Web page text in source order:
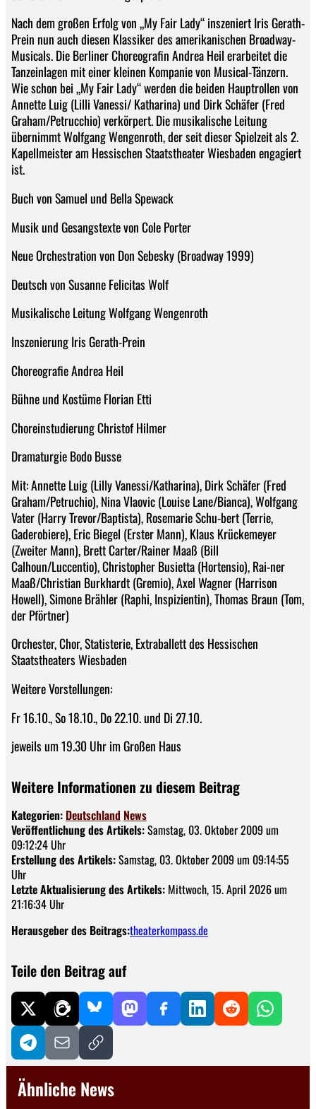
Nach dem großen Erfolg von „My Fair Lady“ inszeniert Iris Gerath-
Prein nun auch diesen Klassiker des amerikanischen Broadway-
Musicals. Die Berliner Choreografin Andrea Heil erarbeitet die
Tanzeinlagen mit einer kleinen Kompanie von Musical-Tänzern.
Wie schon bei „My Fair Lady“ werden die beiden Hauptrollen von
Annette Luig (Lilli Vanessi/ Katharina) und Dirk Schäfer (Fred
Graham/Petrucchio) verkörpert. Die musikalische Leitung
übernimmt Wolfgang Wengenroth, der seit dieser Spielzeit als 2.
Kapellmeister am Hessischen Staatstheater Wiesbaden engagiert
ist.
Buch von Samuel und Bella Spewack
Musik und Gesangstexte von Cole Porter
Neue Orchestration von Don Sebesky (Broadway 1999)
Deutsch von Susanne Felicitas Wolf
Musikalische Leitung Wolfgang Wengenroth
Inszenierung Iris Gerath-Prein
Choreografie Andrea Heil
Bühne und Kostüme Florian Etti
Choreinstudierung Christof Hilmer
Dramaturgie Bodo Busse
Mit: Annette Luig (Lilly Vanessi/Katharina), Dirk Schäfer (Fred
Graham/Petruchio), Nina Vlaovic (Louise Lane/Bianca), Wolfgang
Vater (Harry Trevor/Baptista), Rosemarie Schu-bert (Terrie,
Gaderobiere), Eric Biegel (Erster Mann), Klaus Krückemeyer
(Zweiter Mann), Brett Carter/Rainer Maaß (Bill
Calhoun/Luccentio), Christopher Busietta (Hortensio), Rai-ner
Maaß/Christian Burkhardt (Gremio), Axel Wagner (Harrison
Howell), Simone Brähler (Raphi, Inspizientin), Thomas Braun (Tom,
der Pförtner)
Orchester, Chor, Statisterie, Extraballett des Hessischen
Staatstheaters Wiesbaden
Weitere Vorstellungen:
Fr 16.10., So 18.10., Do 22.10. und Di 27.10.
jeweils um 19.30 Uhr im Großen Haus
Weitere Informationen zu diesem Beitrag
Kategorien: Deutschland News
Veröffentlichung des Artikels:Samstag, 03. Oktober 2009 um
09:12:24 Uhr
Erstellung des Artikels:Samstag, 03. Oktober 2009 um 09:14:55
Uhr
Letzte Aktualisierung des Artikels: Mittwoch, 15. April 2026 um
21:16:34 Uhr
Herausgeber des Beitrags:theaterkompass.de
Teile den Beitrag auf
Ähnliche News